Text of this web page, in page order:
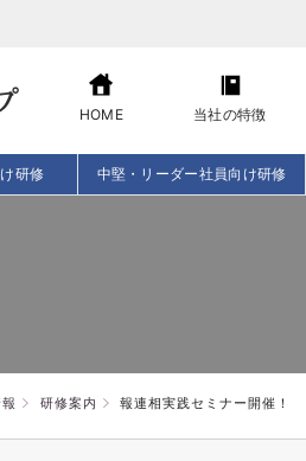
HOME 当社の特徴
研修 中堅・リーダー社員向け研修
研修案内 報連相実践セミナー開催！